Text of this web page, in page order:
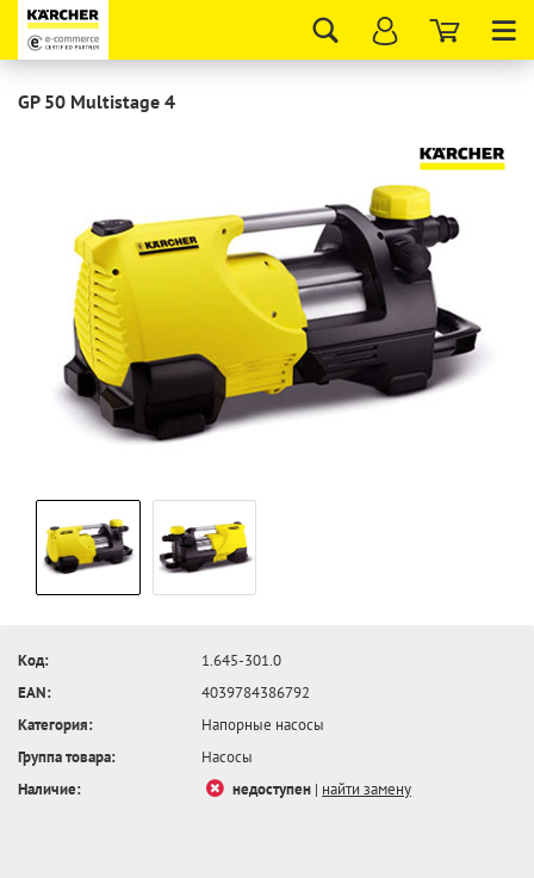
GP 50 Multistage 4
Код:
1.645-301.0
EAN:
4039784386792
Категория:
Напорные насосы
Группа товара:
Насосы
Наличие:
недоступен | найти замену